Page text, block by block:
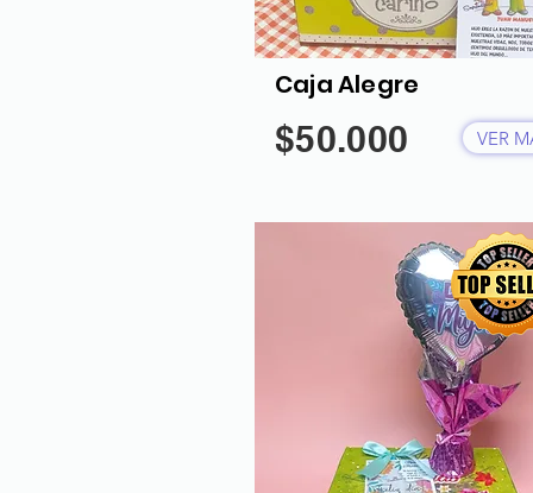
Caja Alegre
$50.000 VER